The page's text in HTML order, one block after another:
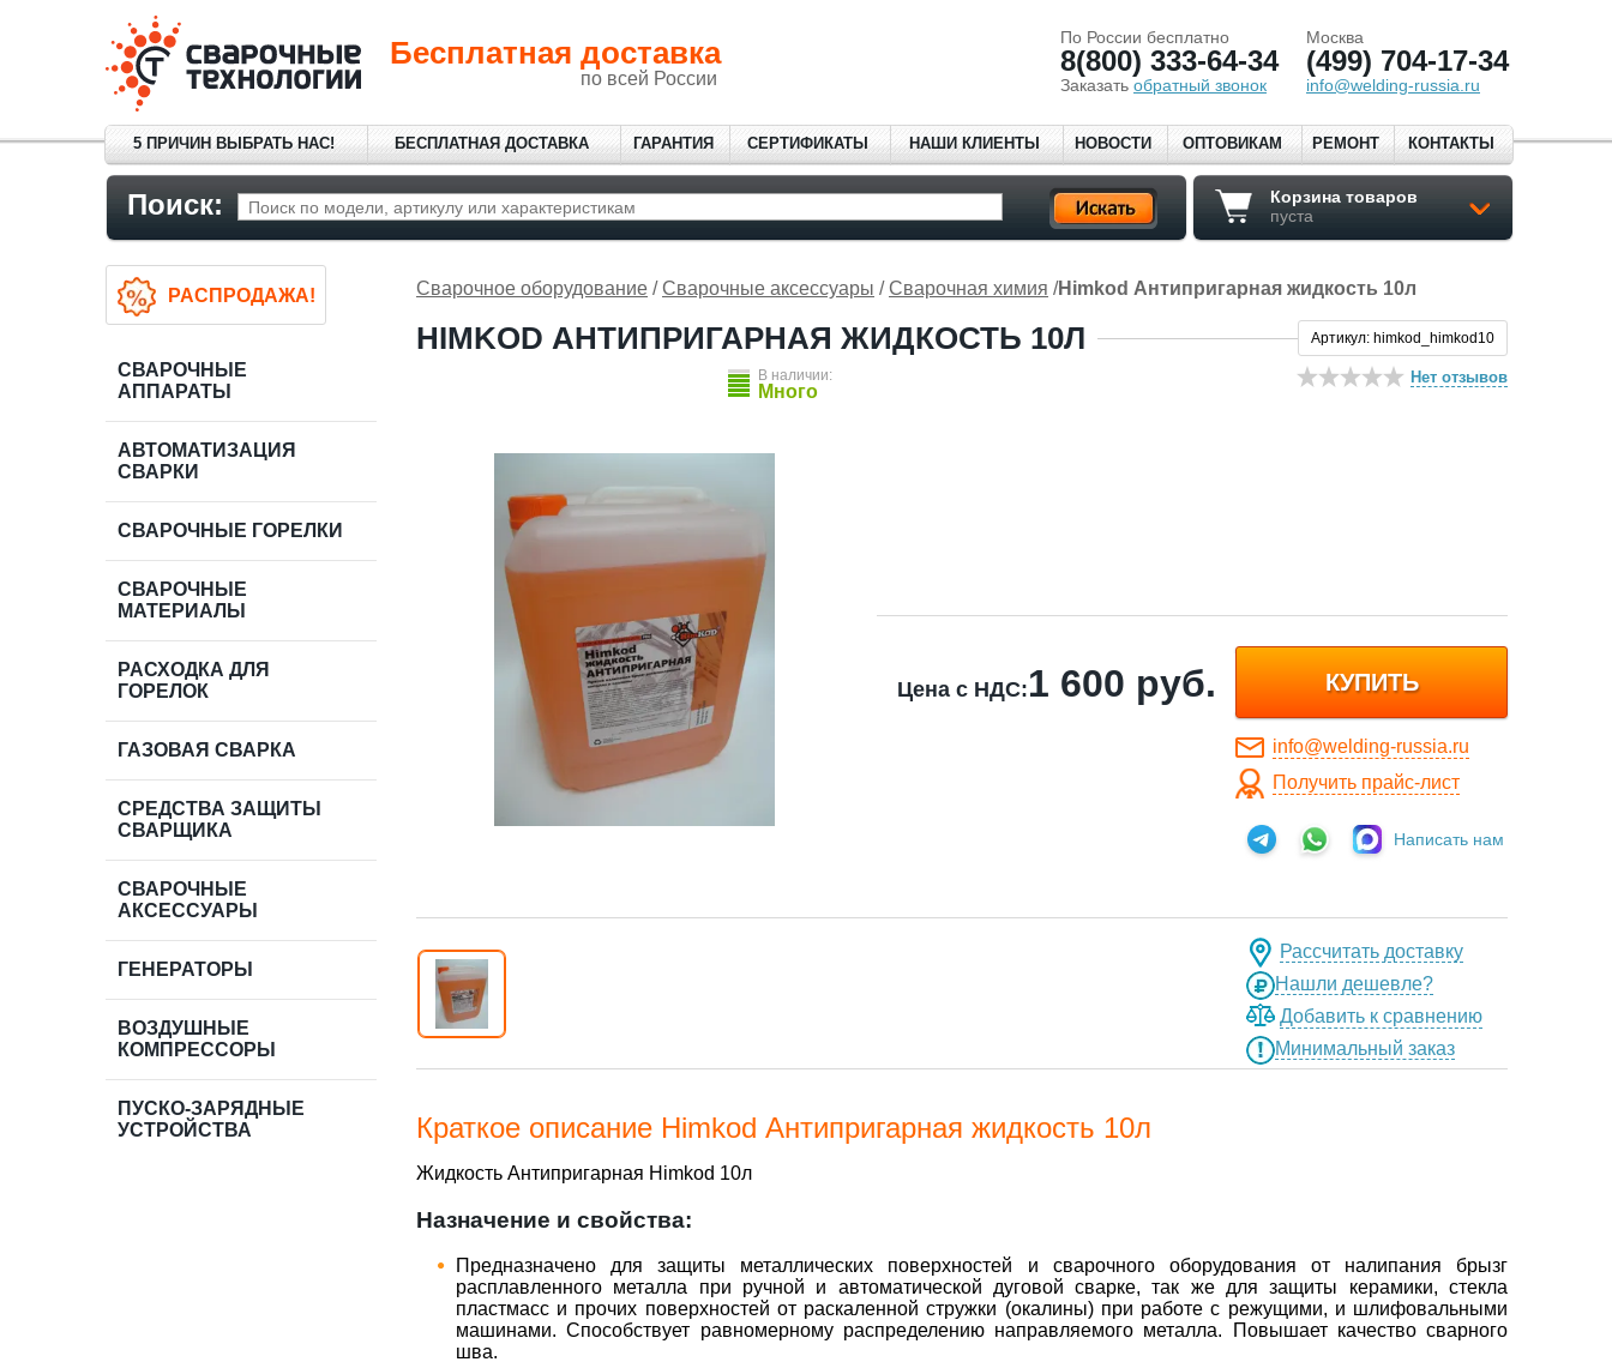
Бесплатная доставка
по всей России
По России бесплатно
8(800) 333-64-34
Заказать обратный звонок
Москва
(499) 704-17-34
info@welding-russia.ru
5 ПРИЧИН ВЫБРАТЬ НАС! БЕСПЛАТНАЯ ДОСТАВКА ГАРАНТИЯ СЕРТИФИКАТЫ НАШИ КЛИЕНТЫ НОВОСТИ ОПТОВИКАМ РЕМОНТ КОНТАКТЫ
Поиск:
Корзина товаров
пуста
Сварочное оборудование / Сварочные аксессуары / Сварочная химия /Himkod Антипригарная жидкость 10л
HIMKOD АНТИПРИГАРНАЯ ЖИДКОСТЬ 10Л
Нет отзывов
Артикул: himkod_himkod10
В наличии:
Много
Цена с НДС:1 600 руб. КУПИТЬ
info@welding-russia.ru
Получить прайс-лист
Написать нам
Рассчитать доставку
Нашли дешевле?
Добавить к сравнению
Минимальный заказ
Краткое описание Himkod Антипригарная жидкость 10л
Жидкость Антипригарная Himkod 10л
Назначение и свойства:
Предназначено для защиты металлических поверхностей и сварочного оборудования от налипания брызг
расплавленного металла при ручной и автоматической дуговой сварке, так же для защиты керамики, стекла
пластмасс и прочих поверхностей от раскаленной стружки (окалины) при работе с режущими, и шлифовальными
машинами. Способствует равномерному распределению направляемого металла. Повышает качество сварного
шва.
РАСПРОДАЖА!
СВАРОЧНЫЕ
АППАРАТЫ
АВТОМАТИЗАЦИЯ
СВАРКИ
СВАРОЧНЫЕ ГОРЕЛКИ
СВАРОЧНЫЕ
МАТЕРИАЛЫ
РАСХОДКА ДЛЯ
ГОРЕЛОК
ГАЗОВАЯ СВАРКА
СРЕДСТВА ЗАЩИТЫ
СВАРЩИКА
СВАРОЧНЫЕ
АКСЕССУАРЫ
ГЕНЕРАТОРЫ
ВОЗДУШНЫЕ
КОМПРЕССОРЫ
ПУСКО-ЗАРЯДНЫЕ
УСТРОЙСТВА